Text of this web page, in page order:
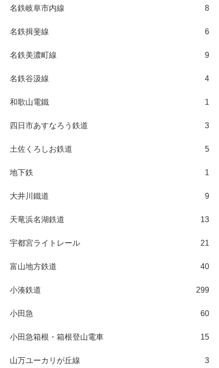
名鉄岐阜市内線 8
名鉄揖斐線 6
名鉄美濃町線 9
名鉄谷汲線 4
和歌山電鐵 1
四日市あすなろう鉄道 3
土佐くろしお鉄道 5
地下鉄 1
大井川鐵道 9
天竜浜名湖鉄道 13
宇都宮ライトレール 21
富山地方鉄道 40
小湊鉄道 299
小田急 60
小田急箱根・箱根登山電車 15
山万ユーカリが丘線 3